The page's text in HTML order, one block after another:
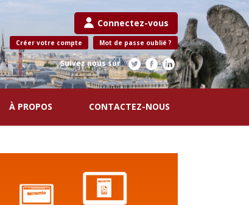
Connectez-vous
Créer votre compte Mot de passe oublié ?
Suivez nous sur
À PROPOS CONTACTEZ-NOUS